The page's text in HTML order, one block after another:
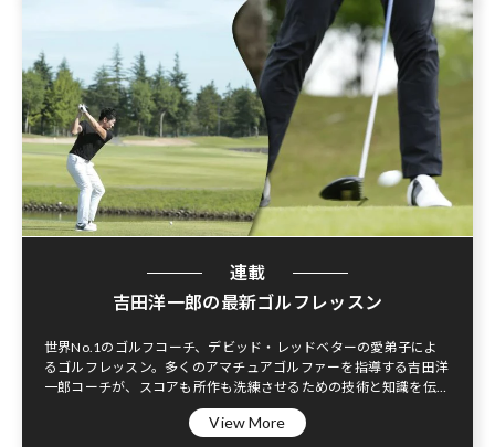
連載
吉田洋一郎の最新ゴルフレッスン
世界No.1のゴルフコーチ、デビッド・レッドベターの愛弟子によ
るゴルフレッスン。多くのアマチュアゴルファーを指導する吉田洋
一郎コーチが、スコアも所作も洗練させるための技術と知識を伝授
View More